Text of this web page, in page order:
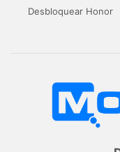
Desbloquear Honor